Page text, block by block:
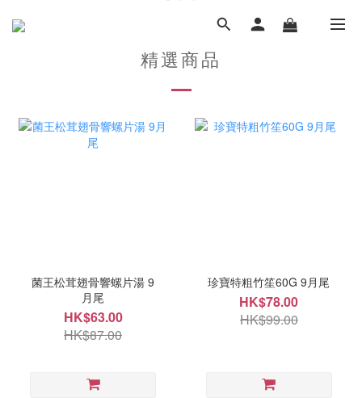
精選商品
菌王松茸翅骨響螺片湯 9
月尾
HK$63.00
HK$87.00
珍寶特粗竹笙60G 9月尾
HK$78.00
HK$99.00